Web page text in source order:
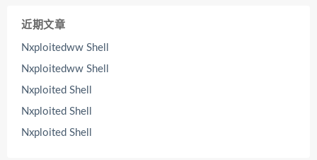
近期文章
Nxploitedww Shell
Nxploitedww Shell
Nxploited Shell
Nxploited Shell
Nxploited Shell